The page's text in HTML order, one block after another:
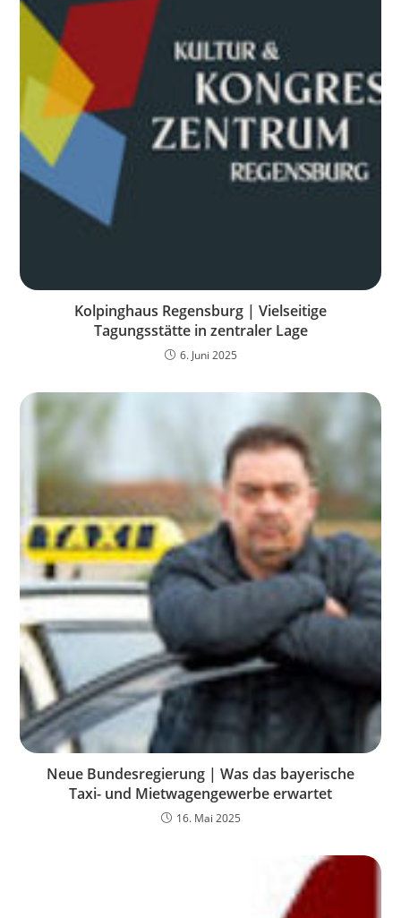
Kolpinghaus Regensburg | Vielseitige
Tagungsstätte in zentraler Lage
6. Juni 2025
Neue Bundesregierung | Was das bayerische
Taxi- und Mietwagengewerbe erwartet
16. Mai 2025